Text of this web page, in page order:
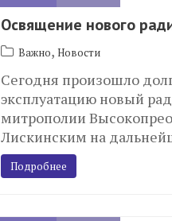
Освящение нового
Важно, Новости
Сегодня произошло
эксплуатацию новый
митрополии
Лискинским на
Подробнее